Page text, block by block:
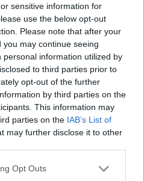
sensitive information for
use the below opt-out
Please note that after your
may continue seeing
information utilized by
to third parties prior to
opt-out of the further
by third parties on the
This information may
parties on the IAB’s List of
may further disclose it to other
app uses one or more Google
Opt Outs
και ο σύζυγός της
και ελάχιστοι
τους. Με
ότι είχαν συχνούς
αναφορές ότι ο 33χρονος